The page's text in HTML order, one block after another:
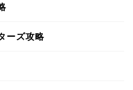
ーズ攻略